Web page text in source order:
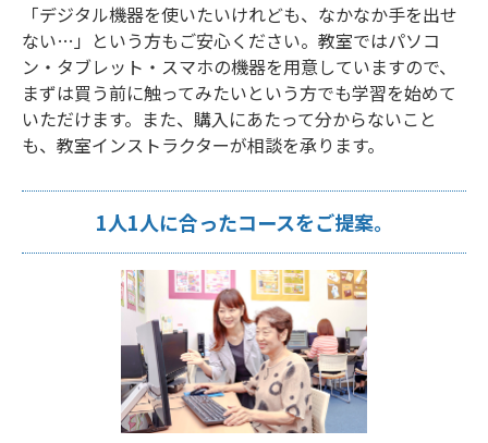
「デジタル機器を使いたいけれども、なかなか手を出せ
ない…」という方もご安心ください。教室ではパソコ
ン・タブレット・スマホの機器を用意していますので、
まずは買う前に触ってみたいという方でも学習を始めて
いただけます。また、購入にあたって分からないこと
も、教室インストラクターが相談を承ります。
1人1人に合ったコースをご提案。